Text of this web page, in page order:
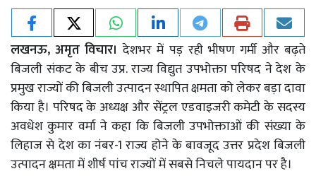
लखनऊ, अमृत विचार। देशभर में पड़ रही भीषण गर्मी और बढ़ते
बिजली संकट के बीच उप्र. राज्य विद्युत उपभोक्ता परिषद ने देश के
प्रमुख राज्यों की बिजली उत्पादन स्थापित क्षमता को लेकर बड़ा दावा
किया है। परिषद के अध्यक्ष और सेंट्रल एडवाइजरी कमेटी के सदस्य
अवधेश कुमार वर्मा ने कहा कि बिजली उपभोक्ताओं की संख्या के
लिहाज से देश का नंबर-1 राज्य होने के बावजूद उत्तर प्रदेश बिजली
उत्पादन क्षमता में शीर्ष पांच राज्यों में सबसे निचले पायदान पर है।